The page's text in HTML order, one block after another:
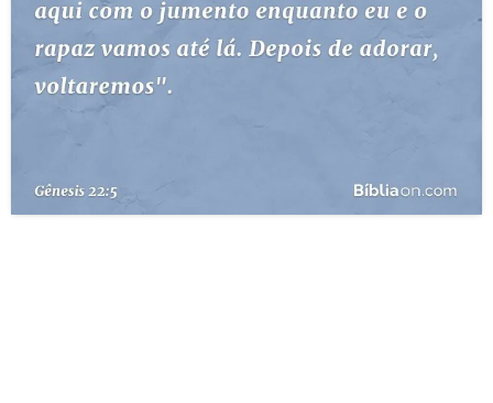
ESBOÇOS DE PREGAÇÃO
TEMAS
TERMO BÍBLICO